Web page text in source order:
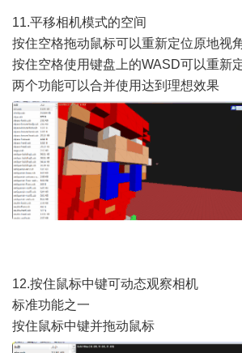
11.平移相机模式的空间
按住空格拖动鼠标可以重新定位原地视
按住空格使用键盘上的WASD可以重新
两个功能可以合并使用达到理想效果
12.按住鼠标中键可动态观察相机
标准功能之一
按住鼠标中键并拖动鼠标